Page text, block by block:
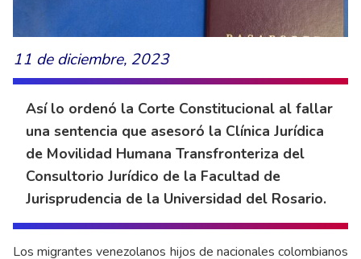
11 de diciembre, 2023
Así lo ordenó la Corte Constitucional al fallar
una sentencia que asesoró la Clínica Jurídica
de Movilidad Humana Transfronteriza del
Consultorio Jurídico de la Facultad de
Jurisprudencia de la Universidad del Rosario.
Los migrantes venezolanos hijos de nacionales colombianos